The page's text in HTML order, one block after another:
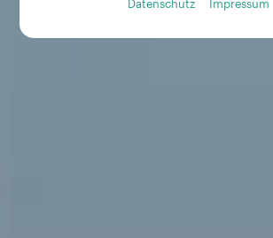
Datenschutz Impressum